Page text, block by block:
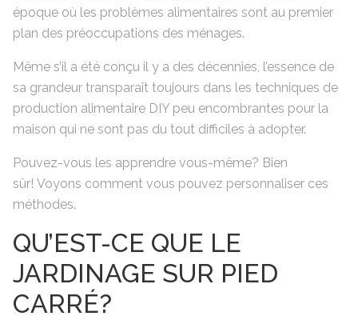
époque où les problèmes alimentaires sont au premier
plan des préoccupations des ménages.
Même s’il a été conçu il y a des décennies, l’essence de
sa grandeur transparaît toujours dans les techniques de
production alimentaire DIY peu encombrantes pour la
maison qui ne sont pas du tout difficiles à adopter.
Pouvez-vous les apprendre vous-même? Bien
sûr! Voyons comment vous pouvez personnaliser ces
méthodes.
QU’EST-CE QUE LE
JARDINAGE SUR PIED
CARRÉ?